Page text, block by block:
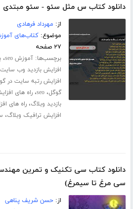
دانلود کتاب س مثل سئو - سئو مبتدی
از: مهرداد فرهادی
موضوع:کتاب‌های
۲۷ صفحه
برچسب‌ها:آموزش seo ،
افزایش بازدید وب سایت
افزایش رتبه سایت در
گوگل،seo،راه های
بازدید وبلاگ،راه های
افزایش ترافیک وبلاگ،
دانلود کتاب سی تکنیک و تمرین
سی مرغ تا سیمرغ)
از:حسن شریف پناهی